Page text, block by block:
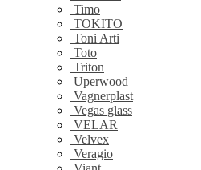
Timo
TOKITO
Toni Arti
Toto
Triton
Uperwood
Vagnerplast
Vegas glass
VELAR
Velvex
Veragio